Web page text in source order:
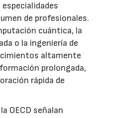
de profesionales.
cuántica, la
o la ingeniería de
altamente
prolongada,
rápida de
OECD señalan